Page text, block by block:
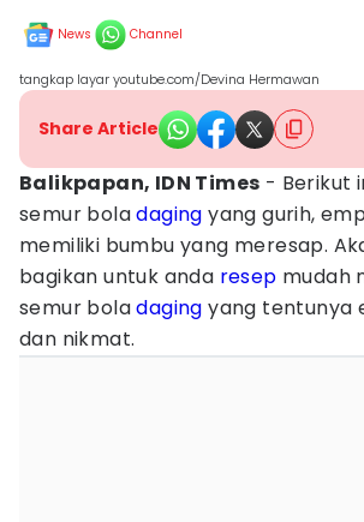
News Channel
tangkap layar youtube.com/Devina Hermawan
Share Article
Balikpapan, IDN Times - Berikut
semur boladaging yang gurih,
memiliki bumbu yang meresap.
bagikan untuk anda resep mudah
semur boladaging yang tentunya
dan nikmat.